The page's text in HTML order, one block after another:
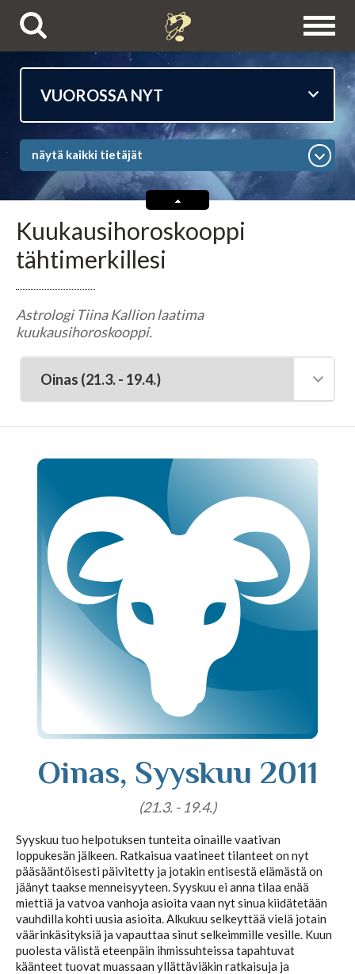
Puhelinpalvelut
Tietäjien esittelyt
Ennustajat
Selvänäkijät
Tarot-tulkitsijat tulkitsevat tarotkortteja
Enkelikorttitulkitsijat
Unien tulkitsijat tulkitsevat unet
Meediot ja shamaanit
Kaukoparantajat
Numerologit
Tajunnanvirta -palvelu
Tietoa laskutuksesta
Horoskoopit
näytä kaikki tietäjät
Kuukausihoroskooppi
tähtimerkillesi
Astrologi Tiina Kallion laatima
kuukausihoroskooppi.
Oinas, Syyskuu 2011
(21.3. - 19.4.)
Syyskuu tuo helpotuksen tunteita oinaille vaativan
loppukesän jälkeen. Ratkaisua vaatineet tilanteet on nyt
pääsääntöisesti päivitetty ja jotakin entisestä elämästä on
jäänyt taakse menneisyyteen. Syyskuu ei anna tilaa enää
miettiä ja vatvoa vanhoja asioita vaan nyt sinua kiidätetään
vauhdilla kohti uusia asioita. Alkukuu selkeyttää vielä jotain
väärinkäsityksiä ja vapauttaa sinut selkeimmille vesille. Kuun
puolesta välistä eteenpäin ihmissuhteissa tapahtuvat
käänteet tuovat muassaan yllättäviäkin ratkaisuja ja